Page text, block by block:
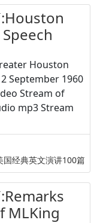
Houston
September 1960
Stream of
mp3 Stream
国经典英文演讲100篇
MLKing